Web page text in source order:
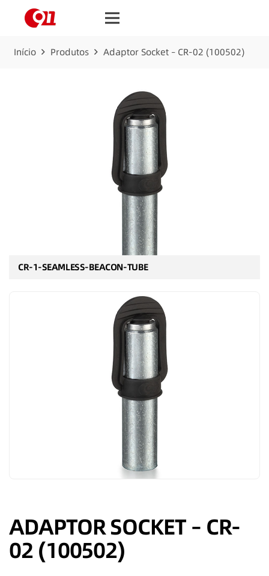
Início Produtos Adaptor Socket – CR-02 (100502)
CR-1-SEAMLESS-BEACON-TUBE
ADAPTOR SOCKET – CR-
02 (100502)